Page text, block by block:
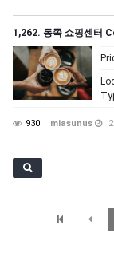
1,262. 동쪽 쇼핑센터
930 miasunus